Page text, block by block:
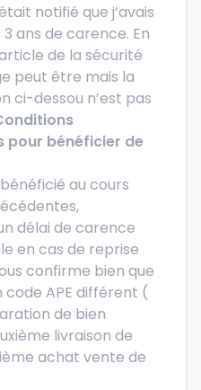
notifié que j’avais
ans de carence. En
de la sécurité
peut être mais la
ci-dessou n’est pas
pour bénéficier de
au cours
délai de carence
en cas de reprise
confirme bien que
code APE différent (
de bien
livraison de
achat vente de